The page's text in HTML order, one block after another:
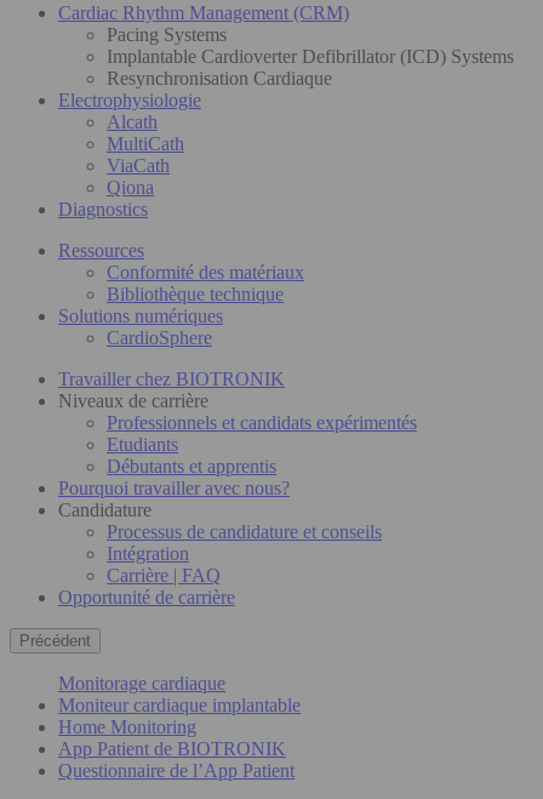
Cardiac Rhythm Management (CRM)
Pacing Systems
Implantable Cardioverter Defibrillator (ICD) Systems
Resynchronisation Cardiaque
Electrophysiologie
Alcath
MultiCath
ViaCath
Qiona
Diagnostics
Ressources
Conformité des matériaux
Bibliothèque technique
Solutions numériques
CardioSphere
Travailler chez BIOTRONIK
Niveaux de carrière
Professionnels et candidats expérimentés
Etudiants
Débutants et apprentis
Pourquoi travailler avec nous?
Candidature
Processus de candidature et conseils
Intégration
Carrière | FAQ
Opportunité de carrière
Précédent
Monitorage cardiaque
Moniteur cardiaque implantable
Home Monitoring
App Patient de BIOTRONIK
Questionnaire de l’App Patient